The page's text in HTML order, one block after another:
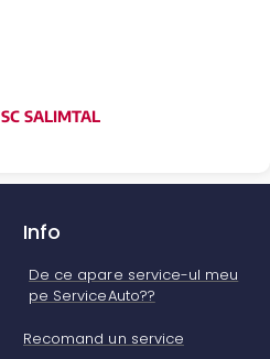
SC SALIMTAL
Info
De ce apare service-ul meu
pe ServiceAuto??
Recomand un service